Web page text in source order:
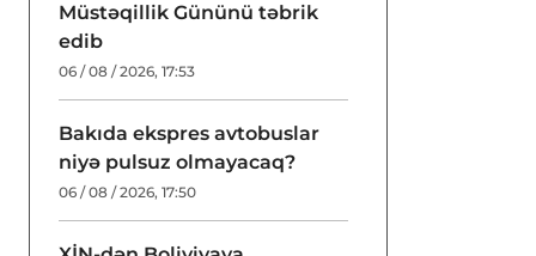
Müstəqillik Gününü təbrik
edib
06 / 08 / 2026, 17:53
Bakıda ekspres avtobuslar
niyə pulsuz olmayacaq?
06 / 08 / 2026, 17:50